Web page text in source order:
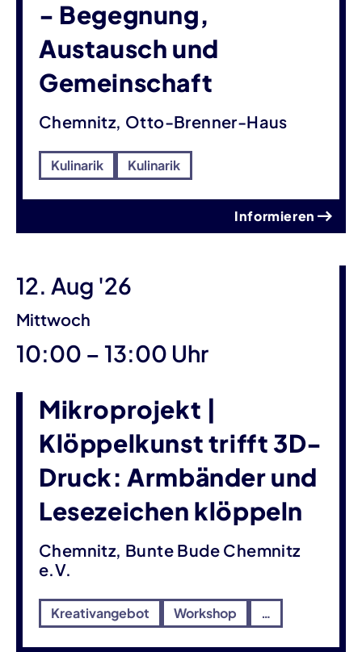
- Begegnung,
Austausch und
Gemeinschaft
Chemnitz, Otto-Brenner-Haus
Kulinarik Kulinarik
Informieren
12. Aug '26
Mittwoch
10:00 – bis
13:00 Uhr
Mikroprojekt |
Klöppelkunst trifft 3D-
Druck: Armbänder und
Lesezeichen klöppeln
Chemnitz, Bunte Bude Chemnitz
e.V.
Kreativangebot Workshop …